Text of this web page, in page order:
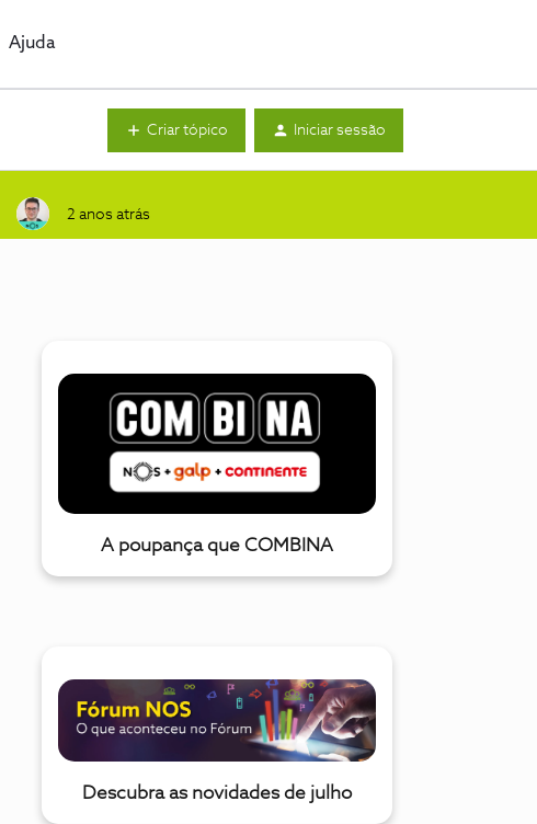
Ajuda
Criar tópico Iniciar sessão
2 anos atrás
A poupança que COMBINA
Descubra as novidades de julho